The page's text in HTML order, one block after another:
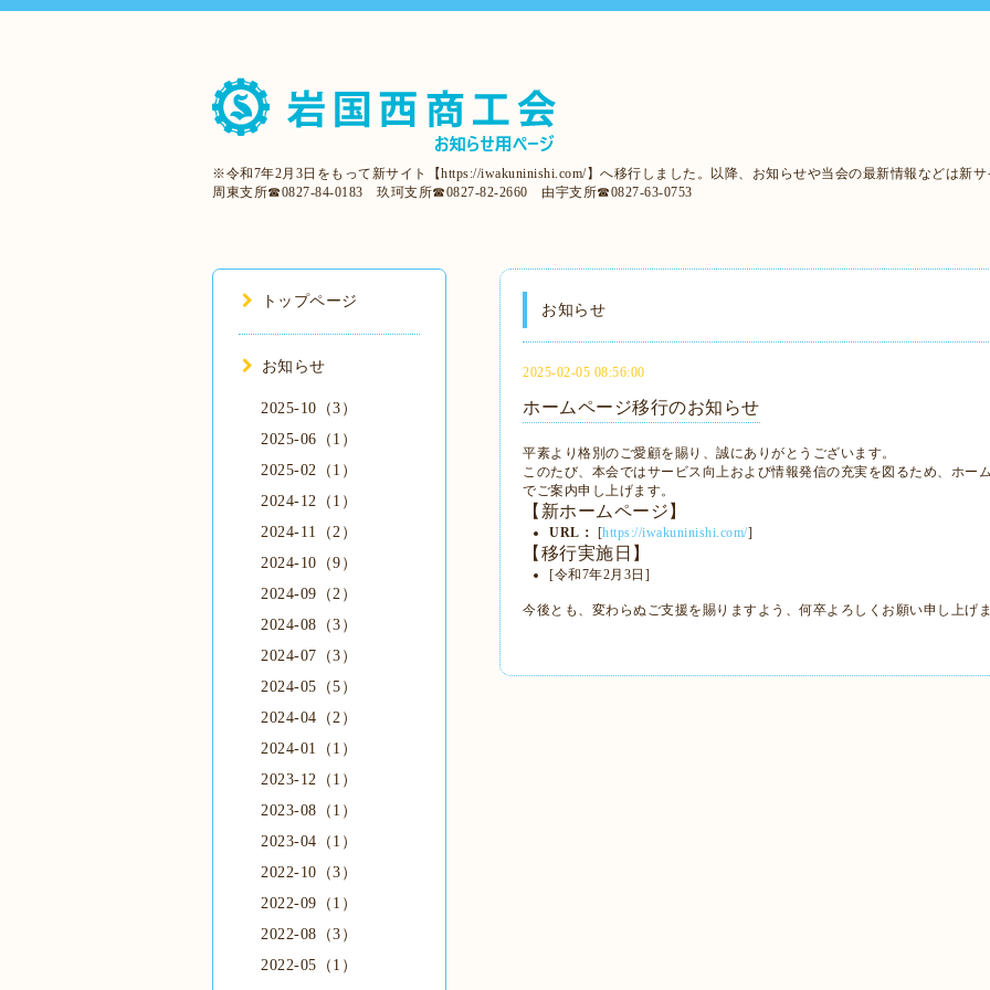
※令和7年2月3日をもって新サイト【https://iwakuninishi.com/】へ移行しました。以降、お知らせや当会の最新情報などは新
周東支所☎0827-84-0183 玖珂支所☎0827-82-2660 由宇支所☎0827-63-0753
お知らせ
2025-02-05 08:56:00
ホームページ移行のお知らせ
平素より格別のご愛顧を賜り、誠にありがとうございます。
このたび、本会ではサービス向上および情報発信の充実を図るため、ホー
でご案内申し上げます。
【新ホームページ】
URL： [https://iwakuninishi.com/]
【移行実施日】
[令和7年2月3日]
今後とも、変わらぬご支援を賜りますよう、何卒よろしくお願い申し上げ
トップページ
お知らせ
2025-10（3）
2025-06（1）
2025-02（1）
2024-12（1）
2024-11（2）
2024-10（9）
2024-09（2）
2024-08（3）
2024-07（3）
2024-05（5）
2024-04（2）
2024-01（1）
2023-12（1）
2023-08（1）
2023-04（1）
2022-10（3）
2022-09（1）
2022-08（3）
2022-05（1）